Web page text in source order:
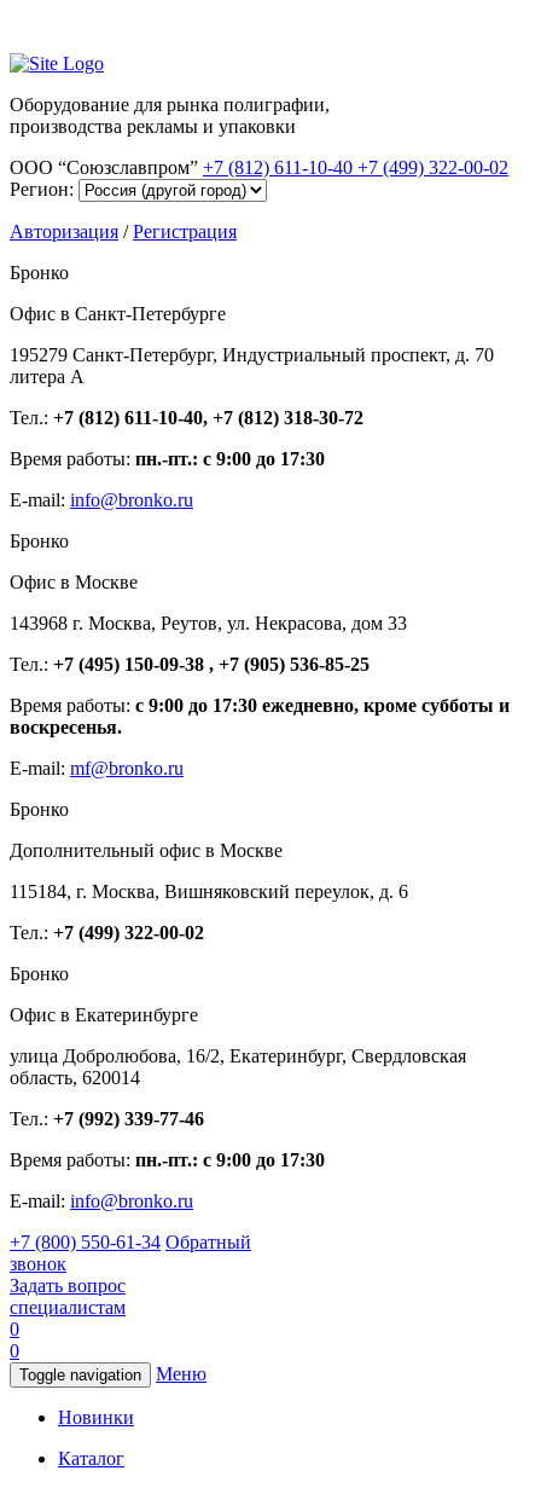
Оборудование для рынка полиграфии,
производства рекламы и упаковки
ООО “Союзславпром” +7 (812) 611-10-40 +7 (499) 322-00-02
Регион:
Авторизация /Регистрация
Бронко
Офис в Санкт-Петербурге
195279 Санкт-Петербург, Индустриальный проспект, д. 70
литера А
Тел.: +7 (812) 611-10-40, +7 (812) 318-30-72
Время работы: пн.-пт.: с 9:00 до 17:30
E-mail: info@bronko.ru
Бронко
Офис в Москве
143968 г. Москва, Реутов, ул. Некрасова, дом 33
Тел.: +7 (495) 150-09-38 , +7 (905) 536-85-25
Время работы: с 9:00 до 17:30 ежедневно, кроме субботы и
воскресенья.
E-mail: mf@bronko.ru
Бронко
Дополнительный офис в Москве
115184, г. Москва, Вишняковский переулок, д. 6
Тел.: +7 (499) 322-00-02
Бронко
Офис в Екатеринбурге
улица Добролюбова, 16/2, Екатеринбург, Свердловская
область, 620014
Тел.: +7 (992) 339-77-46
Время работы: пн.-пт.: с 9:00 до 17:30
E-mail: info@bronko.ru
+7 (800) 550-61-34 Обратный
звонок
Задать вопрос
специалистам
0
0
Toggle navigation Меню
Новинки
Каталог